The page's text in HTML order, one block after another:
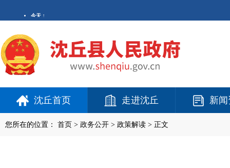
沈丘首页 走进沈丘 新
您所在的位置： 首页 > 政务公开 > 政策解读 > 正文